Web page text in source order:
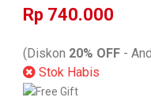
Rp 740.000
(Diskon 20% OFF -
Stok Habis